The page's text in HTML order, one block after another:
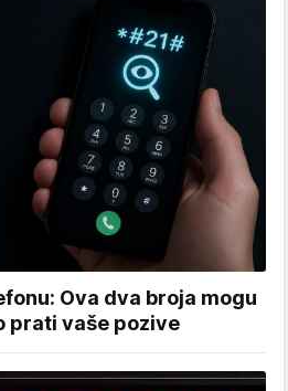
Ova dva broja mogu
prati vaše pozive